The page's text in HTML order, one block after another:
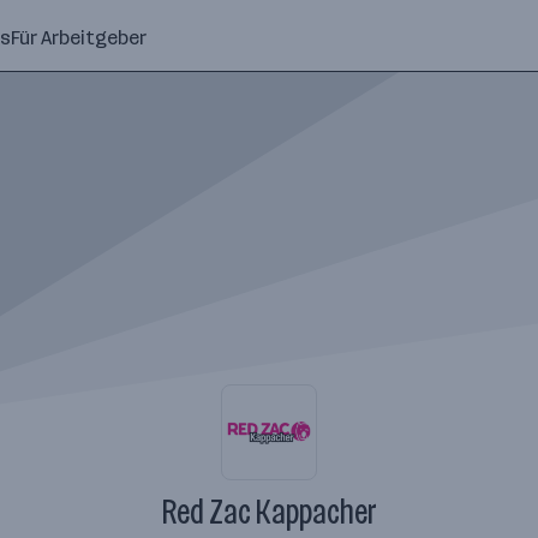
Für Arbeitgeber
Red Zac Kappacher